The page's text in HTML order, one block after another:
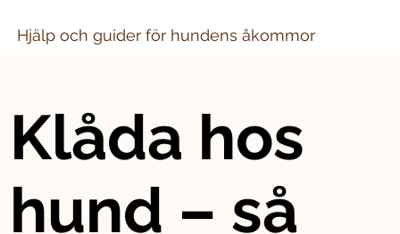
Hjälp och guider för hundens åkommor
Klåda hos
hund – så